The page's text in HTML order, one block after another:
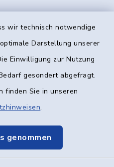
wir technisch notwendige
Darstellung unserer
Einwilligung zur Nutzung
gesondert abgefragt.
finden Sie in unseren
.
genommen